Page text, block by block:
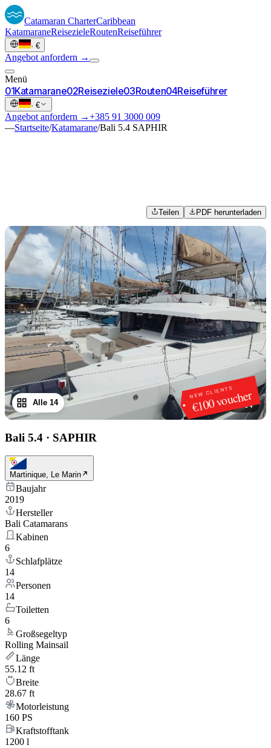
Catamaran CharterCaribbean
KatamaraneReisezieleRoutenReiseführer
· €
Angebot anfordern →
Menü
01Katamarane02Reiseziele03Routen04Reiseführer
· €
Angebot anfordern →+385 91 3000 009
—Startseite/Katamarane/Bali 5.4 SAPHIR
Teilen PDF herunterladen
NEW CLIENTS
€100 voucher
1/14
Alle 14
Bali 5.4 · SAPHIR
Martinique, Le Marin
Baujahr
2019
Hersteller
Bali Catamarans
Kabinen
6
Schlafplätze
14
Personen
14
Toiletten
6
Großsegeltyp
Rolling Mainsail
Länge
55.12 ft
Breite
28.67 ft
Motorleistung
160 PS
Kraftstofftank
1200 l